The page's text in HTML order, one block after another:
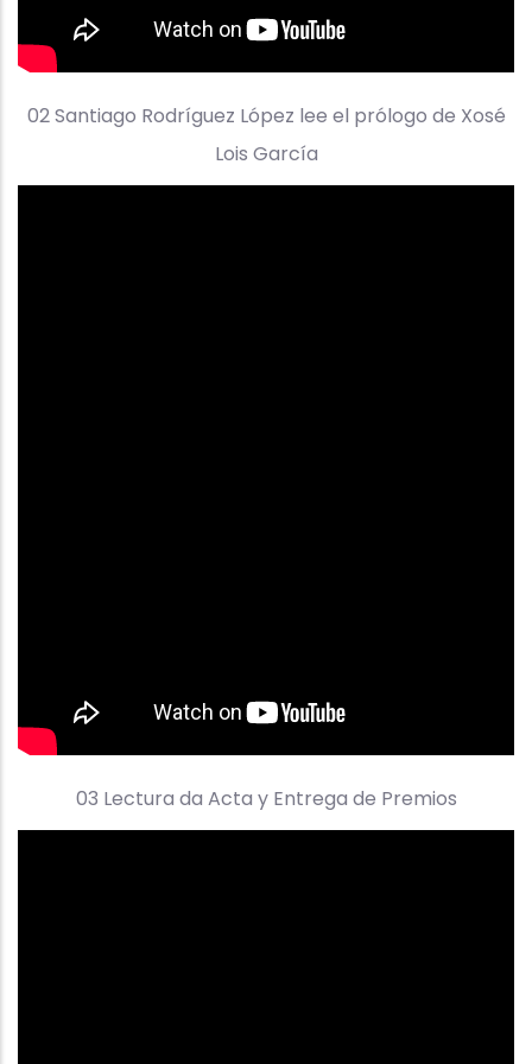
02 Santiago Rodríguez López lee el prólogo de Xosé
Lois García
03 Lectura da Acta y Entrega de Premios